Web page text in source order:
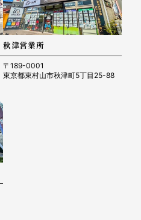
秋津営業所
〒189-0001
東京都東村山市秋津町5丁目25-88